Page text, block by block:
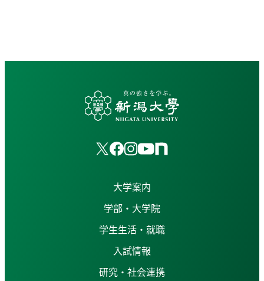
大学案内
学部・大学院
学生生活・就職
入試情報
研究・社会連携